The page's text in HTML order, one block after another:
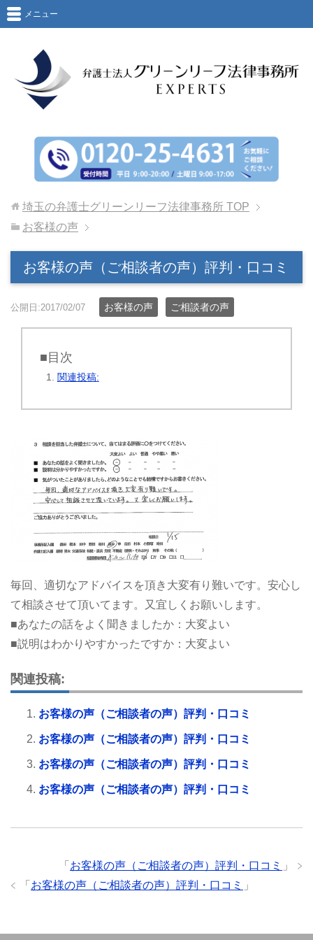
メニュー
埼玉の弁護士グリーンリーフ法律事務所 TOP
お客様の声
お客様の声（ご相談者の声）評判・口コミ
公開日:2017/02/07 お客様の声 ご相談者の声
■目次
関連投稿:
毎回、適切なアドバイスを頂き大変有り難いです。安心し
て相談させて頂いてます。又宜しくお願いします。
■あなたの話をよく聞きましたか：大変よい
■説明はわかりやすかったですか：大変よい
関連投稿:
お客様の声（ご相談者の声）評判・口コミ
お客様の声（ご相談者の声）評判・口コミ
お客様の声（ご相談者の声）評判・口コミ
お客様の声（ご相談者の声）評判・口コミ
「 お客様の声（ご相談者の声）評判・口コミ
」
「 お客様の声（ご相談者の声）評判・口コミ 」